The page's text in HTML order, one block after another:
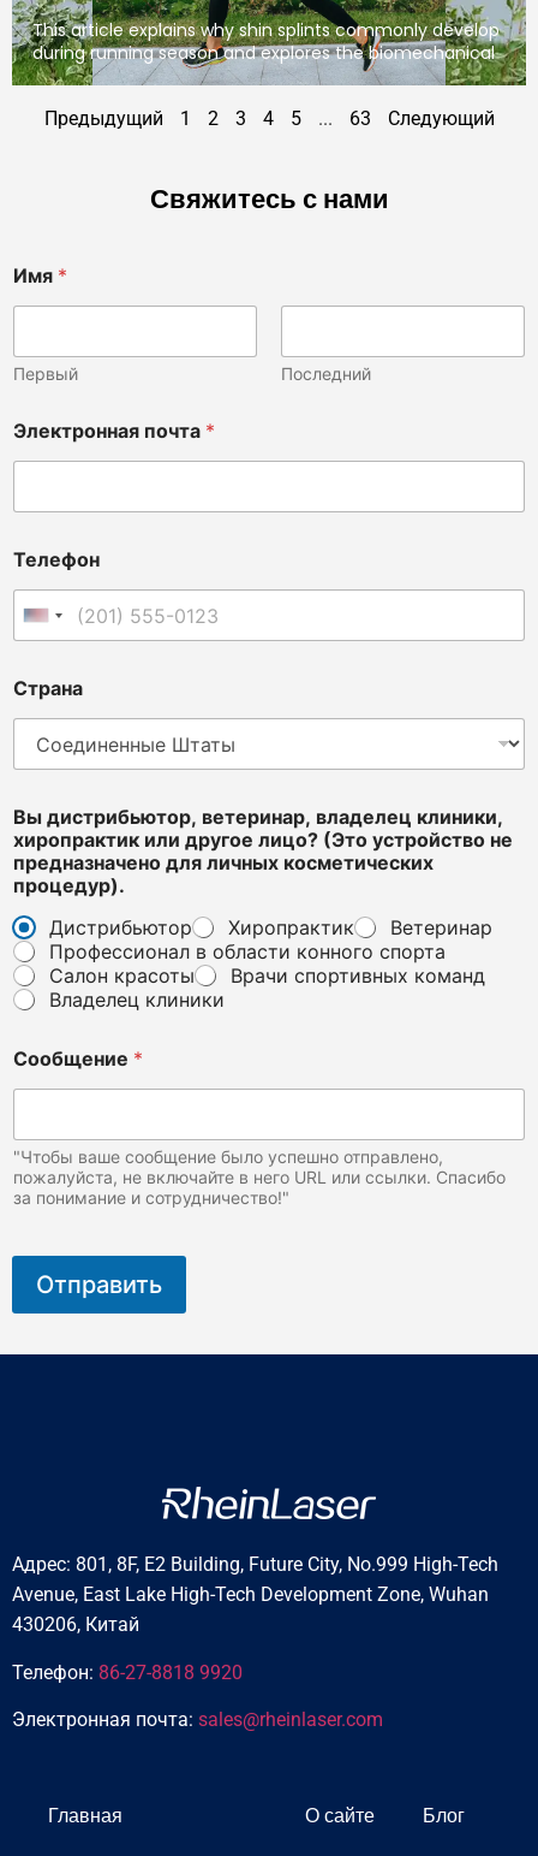
This article explains why shin splints commonly develop
during running season and explores the biomechanical
Предыдущий 1 2 3 4 5 ... 63 Следующий
Свяжитесь с нами
Имя *
Первый Последний
Электронная почта *
и
ц
?
л
и
ч
ы
Телефон
Соединенные Штаты +1
Страна
Вы дистрибьютор, ветеринар, владелец клиники,
хиропрактик или другое лицо? (Это устройство не
предназначено для личных косметических
процедур).
Дистрибьютор
Хиропрактик
Ветеринар
Профессионал в области конного спорта
Салон красоты
Врачи спортивных команд
Владелец клиники
Сообщение *
"Чтобы ваше сообщение было успешно отправлено,
пожалуйста, не включайте в него URL или ссылки. Спасибо
за понимание и сотрудничество!"
Отправить
Адрес: 801, 8F, E2 Building, Future City, No.999 High-Tech
Avenue, East Lake High-Tech Development Zone, Wuhan
430206, Китай
Телефон: 86-27-8818 9920
Электронная почта: sales@rheinlaser.com
Главная О сайте Блог